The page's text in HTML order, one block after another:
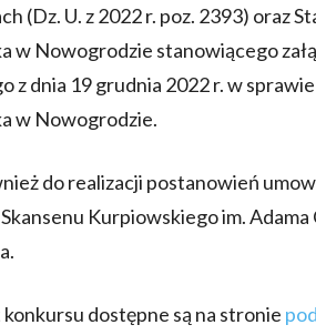
(Dz. U. z 2022 r. poz. 2393) oraz
w Nowogrodzie stanowiącego
z dnia 19 grudnia 2022 r. w
w Nowogrodzie.
do realizacji postanowień
Kurpiowskiego im.
dostępne są na stronie